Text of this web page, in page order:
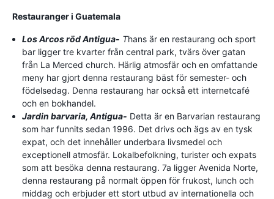
Restauranger i Guatemala
Los Arcos röd Antigua- Thans är en restaurang och sport
bar ligger tre kvarter från central park, tvärs över gatan
från La Merced church. Härlig atmosfär och en omfattande
meny har gjort denna restaurang bäst för semester- och
födelsedag. Denna restaurang har också ett internetcafé
och en bokhandel.
Jardin barvaria, Antigua- Detta är en Barvarian restaurang
som har funnits sedan 1996. Det drivs och ägs av en tysk
expat, och det innehåller underbara livsmedel och
exceptionell atmosfär. Lokalbefolkning, turister och expats
som att besöka denna restaurang. 7a ligger Avenida Norte,
denna restaurang på normalt öppen för frukost, lunch och
middag och erbjuder ett stort utbud av internationella och